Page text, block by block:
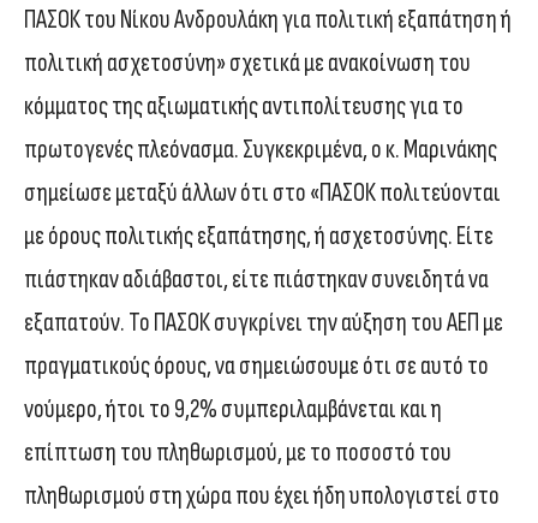
ΠΑΣΟΚ του Νίκου Ανδρουλάκη για πολιτική εξαπάτηση ή
πολιτική ασχετοσύνη» σχετικά με ανακοίνωση του
κόμματος της αξιωματικής αντιπολίτευσης για το
πρωτογενές πλεόνασμα. Συγκεκριμένα, ο κ. Μαρινάκης
σημείωσε μεταξύ άλλων ότι στο «ΠΑΣΟΚ πολιτεύονται
με όρους πολιτικής εξαπάτησης, ή ασχετοσύνης. Είτε
πιάστηκαν αδιάβαστοι, είτε πιάστηκαν συνειδητά να
εξαπατούν. Το ΠΑΣΟΚ συγκρίνει την αύξηση του ΑΕΠ με
πραγματικούς όρους, να σημειώσουμε ότι σε αυτό το
νούμερο, ήτοι το 9,2% συμπεριλαμβάνεται και η
επίπτωση του πληθωρισμού, με το ποσοστό του
πληθωρισμού στη χώρα που έχει ήδη υπολογιστεί στο